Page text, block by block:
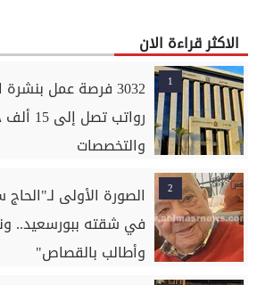
الاكثر قراءة الان
1
3032 فرصة عمل
رواتب
والتخصصات
2
الصورة الأولى
في شقته ببورسعيد..
وأطالب بالقصاص"